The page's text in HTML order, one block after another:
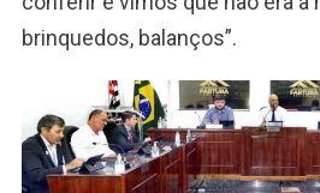
brinquedos, balanços”.